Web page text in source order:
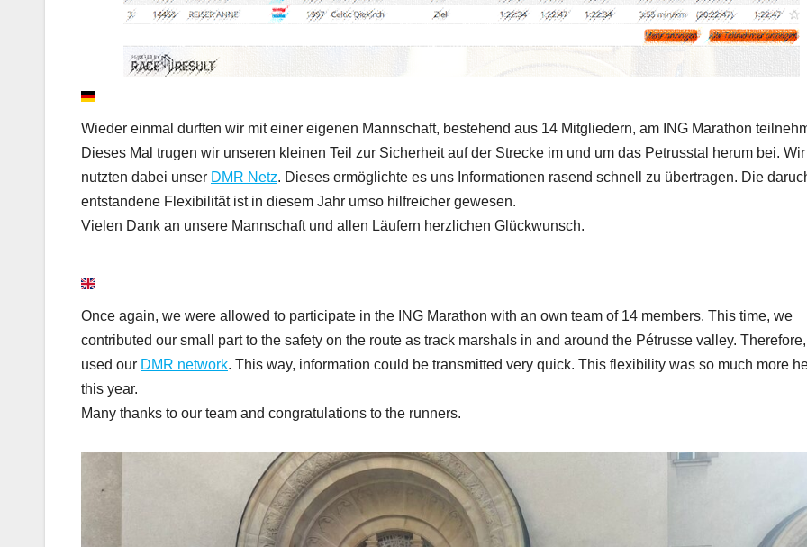
Wieder einmal durften wir mit einer eigenen Mannschaft, bestehend aus 14 Mitgliedern, am ING Marathon
Dieses Mal trugen wir unseren kleinen Teil zur Sicherheit auf der Strecke im und um das Petrusstal herum bei. Wir
nutzten dabei unser DMR Netz. Dieses ermöglichte es uns Informationen rasend schnell zu übertragen. Die
entstandene Flexibilität ist in diesem Jahr umso hilfreicher gewesen.
Vielen Dank an unsere Mannschaft und allen Läufern herzlichen Glückwunsch.
Once again, we were allowed to participate in the ING Marathon with an own team of 14 members. This time, we
contributed our small part to the safety on the route as track marshals in and around the Pétrusse valley.
used our DMR network. This way, information could be transmitted very quick. This flexibility was so much more
this year.
Many thanks to our team and congratulations to the runners.